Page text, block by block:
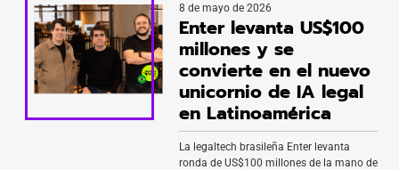
8 de mayo de 2026
Enter levanta US$100
millones y se
convierte en el nuevo
unicornio de IA legal
en Latinoamérica
La legaltech brasileña Enter levanta
ronda de US$100 millones de la mano de